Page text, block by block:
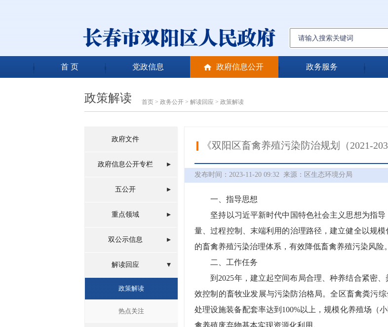
首 页 党政信息 政府信息公开 政务服务
政策解读 首页 > 政务公开 > 解读回应 > 政策解读
政府文件
政府信息公开专栏
五公开
重点领域
双公示信息
解读回应
政策解读
热点关注
《双阳区畜禽养殖污染防治规划（2021-
发布时间：2023-11-20 09:32 来源：区生态环境分局
一、指导思想
坚持以习近平新时代中国特色社会主义思想为指导
量、过程控制、末端利用的治理路径，建立健全以规
的畜禽养殖污染治理体系，有效降低畜禽养殖污染风险。
二、工作任务
到2025年，建立起空间布局合理、种养结合紧密、
效控制的畜牧业发展与污染防治格局。全区畜禽粪污
处理设施装备配套率达到100%以上，规模化养殖场（
禽养殖废弃物基本实现资源化利用。